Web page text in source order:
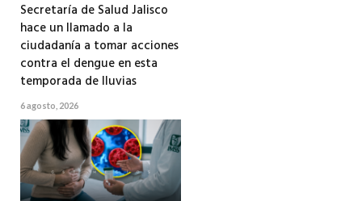
Secretaría de Salud Jalisco
hace un llamado a la
ciudadanía a tomar acciones
contra el dengue en esta
temporada de lluvias
6 agosto, 2026